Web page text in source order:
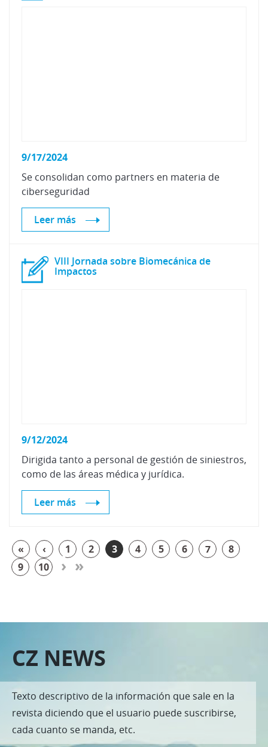
9/17/2024
Se consolidan como partners en materia de
ciberseguridad
Leer más
VIII Jornada sobre Biomecánica de
Impactos
9/12/2024
Dirigida tanto a personal de gestión de siniestros,
como de las áreas médica y jurídica.
Leer más
« ‹ 1 2 3 4 5 6 7
8
9
10 › »
CZ NEWS
Texto descriptivo de la información que sale en la
revista diciendo que el usuario puede suscribirse,
cada cuanto se manda, etc.